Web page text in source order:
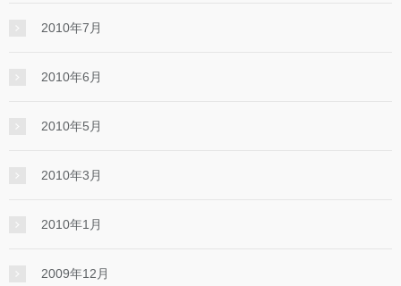
2010年7月
2010年6月
2010年5月
2010年3月
2010年1月
2009年12月